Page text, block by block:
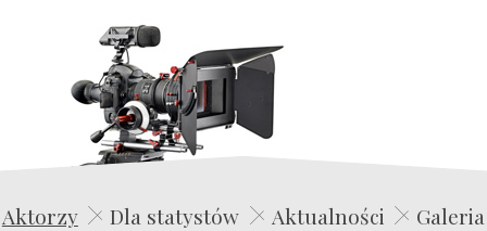
Edwin Film Agencja Aktorska
Aktorzy Dla statystów Aktualności
Galeria